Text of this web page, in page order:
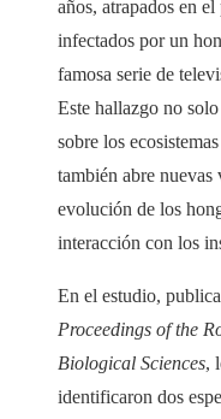
años, atrapados en el
infectados por un
famosa serie de
Este hallazgo no
sobre los
también abre nuevas
evolución de los
interacción con los
En el estudio,
Proceedings of the
Biological Sciences,
identificaron dos